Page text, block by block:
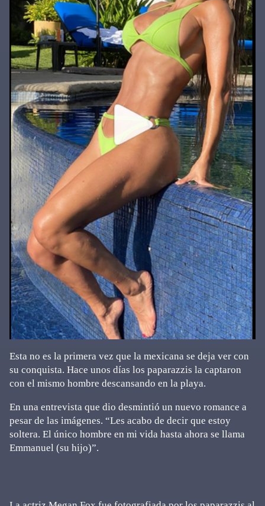
Esta no es la primera vez que la mexicana se deja ver con
su conquista. Hace unos días los paparazzis la captaron
con el mismo hombre descansando en la playa.
En una entrevista que dio desmintió un nuevo romance a
pesar de las imágenes. “Les acabo de decir que estoy
soltera. El único hombre en mi vida hasta ahora se llama
Emmanuel (su hijo)”.